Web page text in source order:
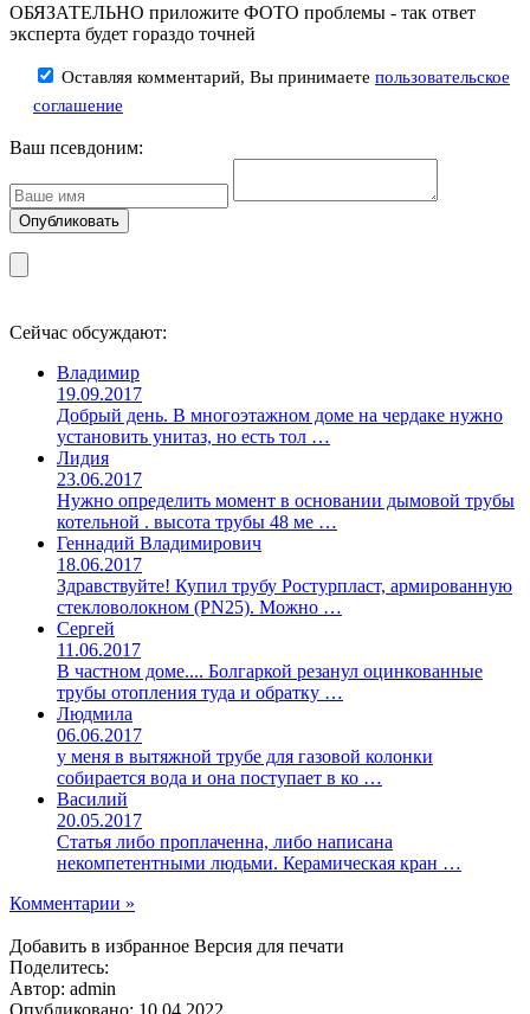
ОБЯЗАТЕЛЬНО приложите ФОТО проблемы - так ответ
эксперта будет гораздо точней
Оставляя комментарий, Вы принимаете пользовательское
соглашение
Ваш псевдоним:
Сейчас обсуждают:
Владимир
19.09.2017
Добрый день. В многоэтажном доме на чердаке нужно
установить унитаз, но есть тол …
Лидия
23.06.2017
Нужно определить момент в основании дымовой трубы
котельной . высота трубы 48 ме …
Геннадий Владимирович
18.06.2017
Здравствуйте! Купил трубу Ростурпласт, армированную
стекловолокном (PN25). Можно …
Сергей
11.06.2017
В частном доме.... Болгаркой резанул оцинкованные
трубы отопления туда и обратку …
Людмила
06.06.2017
у меня в вытяжной трубе для газовой колонки
собирается вода и она поступает в ко …
Василий
20.05.2017
Статья либо проплаченна, либо написана
некомпетентными людьми. Керамическая кран …
Комментарии »
Добавить в избранное Версия для печати
Поделитесь:
Автор: admin
Опубликовано: 10.04.2022